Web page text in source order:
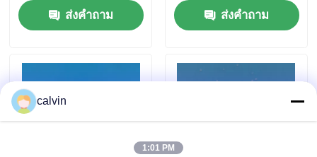
ขออ้าง
สื่อการพ่นเซรามิก
การพ่นลูกปัดเซรามิก
ส่งคำถาม
ส่งคำถาม
calvin
1:01 PM